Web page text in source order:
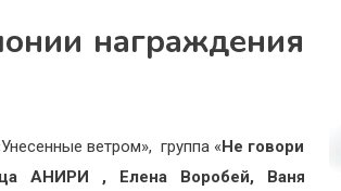
награждения
ветром», группа «Не говори
АНИРИ , Елена Воробей, Ваня